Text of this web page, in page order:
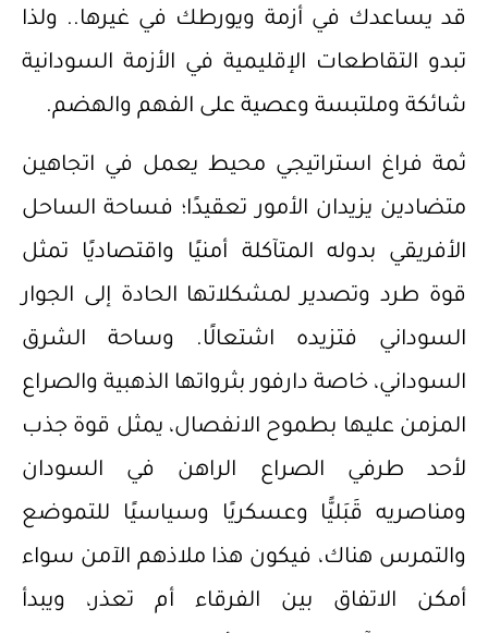
قد يساعدك في أزمة ويورطك في غيرها.. ولذا
تبدو التقاطعات الإقليمية في الأزمة السودانية
شائكة وملتبسة وعصية على الفهم والهضم.
ثمة فراغ استراتيجي محيط يعمل في اتجاهين
متضادين يزيدان الأمور تعقيدًا؛ فساحة الساحل
الأفريقي بدوله المتآكلة أمنيًا واقتصاديًا تمثل
قوة طرد وتصدير لمشكلاتها الحادة إلى الجوار
السوداني فتزيده اشتعالًا. وساحة الشرق
السوداني، خاصة دارفور بثرواتها الذهبية والصراع
المزمن عليها بطموح الانفصال، يمثل قوة جذب
لأحد طرفي الصراع الراهن في السودان
ومناصريه قَبَليًّا وعسكريًا وسياسيًا للتموضع
والتمرس هناك، فيكون هذا ملاذهم الآمن سواء
أمكن الاتفاق بين الفرقاء أم تعذر، ويبدأ